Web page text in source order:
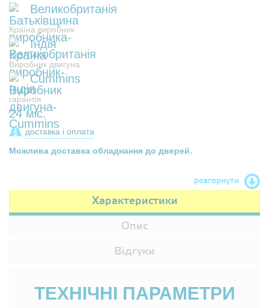
Великобританія
Країна виробник
Індія
Виробник двигуна
Cummins
гарантія
24 міс.
доставка і оплата
Можлива доставка обладнання до дверей.
розгорнути
Характеристики
Опис
Відгуки
ТЕХНІЧНІ ПАРАМЕТРИ